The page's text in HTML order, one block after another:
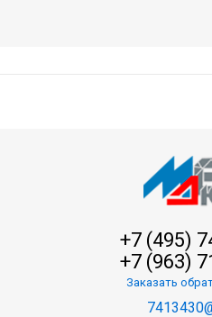
+7 (495)
+7 (963)
Заказать